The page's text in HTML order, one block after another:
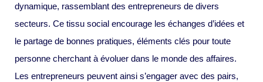
dynamique, rassemblant des entrepreneurs de divers
secteurs. Ce tissu social encourage les échanges d’idées et
le partage de bonnes pratiques, éléments clés pour toute
personne cherchant à évoluer dans le monde des affaires.
Les entrepreneurs peuvent ainsi s’engager avec des pairs,